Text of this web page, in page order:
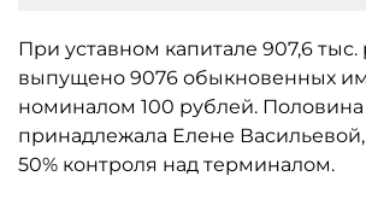
При уставном капитале 907,6
выпущено 9076 обыкновенных
номиналом 100 рублей. Половина
принадлежала Елене Васильевой,
50% контроля над терминалом.